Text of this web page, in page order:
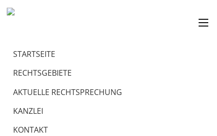
STARTSEITE
RECHTSGEBIETE
AKTUELLE RECHTSPRECHUNG
KANZLEI
KONTAKT